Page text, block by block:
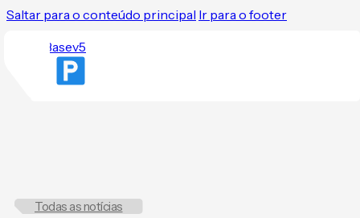
Saltar para o conteúdo principal Ir para o footer
Todas as notícias